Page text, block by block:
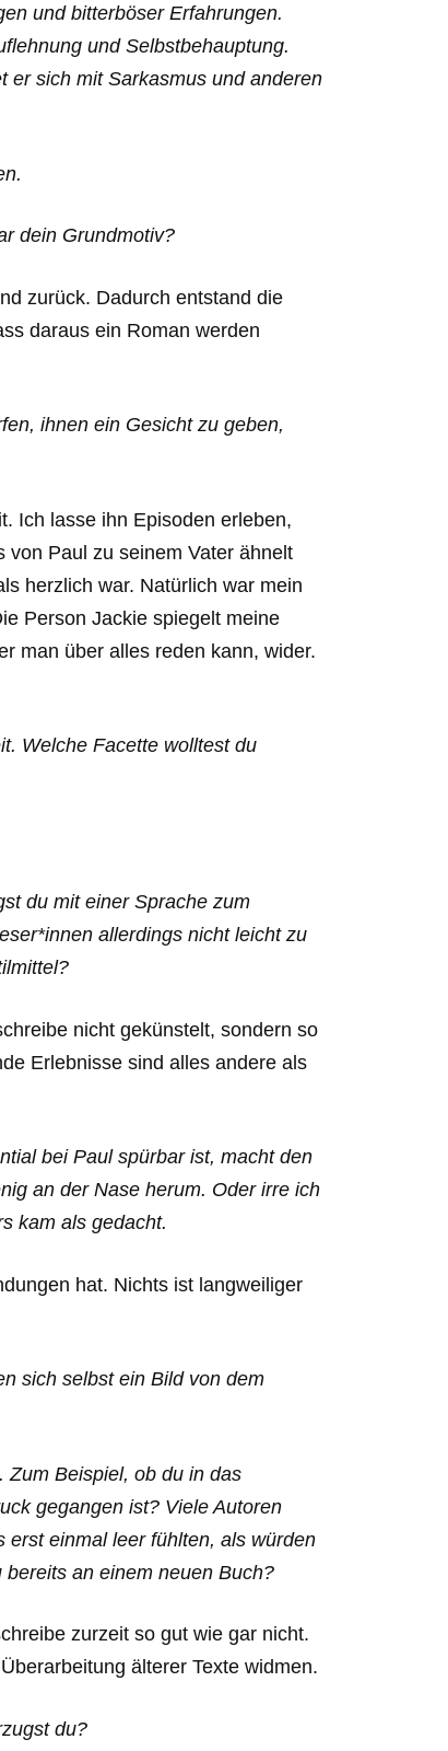
und bitterböser Erfahrungen.
und Selbstbehauptung.
er sich mit Sarkasmus und anderen
dein Grundmotiv?
zurück. Dadurch entstand die
daraus ein Roman werden
ihnen ein Gesicht zu geben,
Ich lasse ihn Episoden erleben,
von Paul zu seinem Vater ähnelt
herzlich war. Natürlich war mein
Person Jackie spiegelt meine
man über alles reden kann, wider.
Welche Facette wolltest du
du mit einer Sprache zum
allerdings nicht leicht zu
nicht gekünstelt, sondern so
Erlebnisse sind alles andere als
bei Paul spürbar ist, macht den
an der Nase herum. Oder irre ich
kam als gedacht.
hat. Nichts ist langweiliger
sich selbst ein Bild von dem
Zum Beispiel, ob du in das
gegangen ist? Viele Autoren
erst einmal leer fühlten, als würden
an einem neuen Buch?
zurzeit so gut wie gar nicht.
älterer Texte widmen.
du?